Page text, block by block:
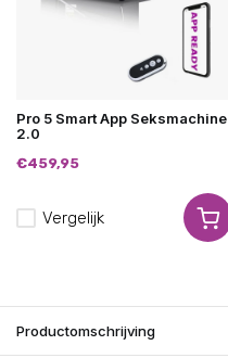
Pro 5 Smart App Seksmachine
2.0
€459,95
Vergelijk
Productomschrijving